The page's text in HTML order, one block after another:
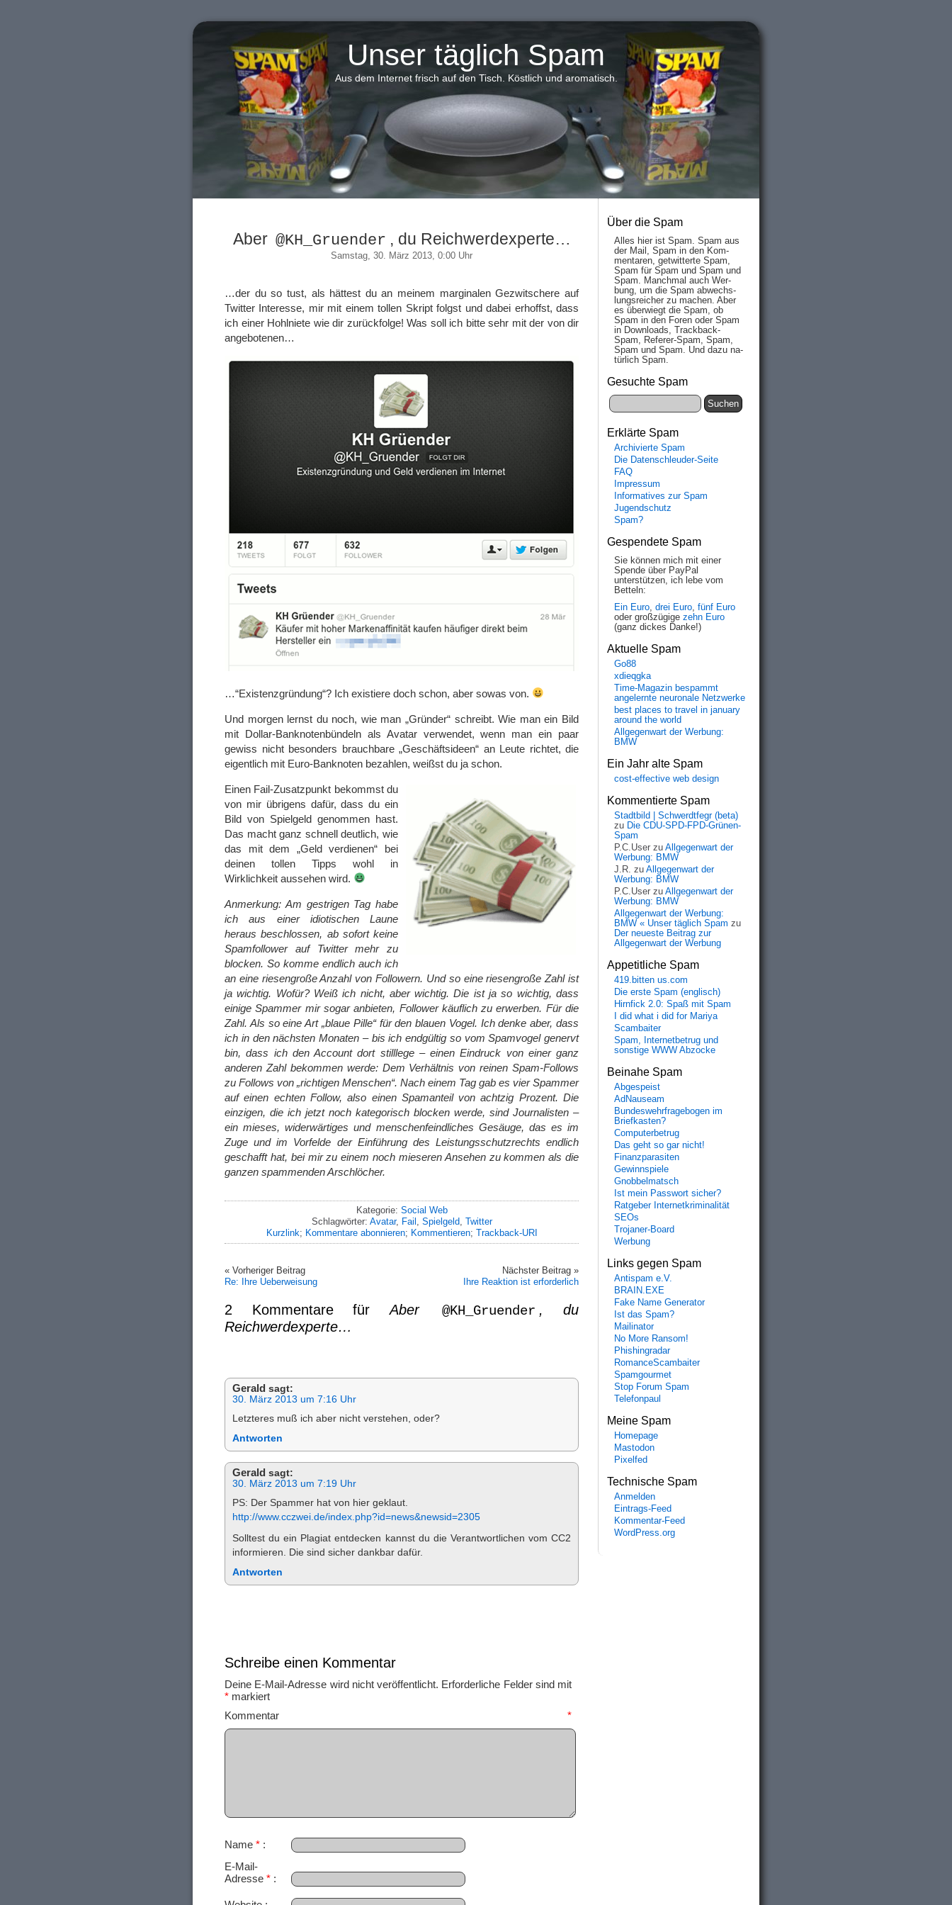
Unser täglich Spam
Aus dem Internet frisch auf den Tisch. Köstlich und aromatisch.
Aber @KH_Gruender , du Reichwerdexperte…
Samstag, 30. März 2013, 0:00 Uhr
…der du so tust, als hättest du an meinem marginalen Gezwitschere auf
Twitter Interesse, mir mit einem tollen Skript folgst und dabei erhoffst, dass
ich einer Hohlniete wie dir zurückfolge! Was soll ich bitte sehr mit der von dir
angebotenen…
…“Existenzgründung“? Ich existiere doch schon, aber sowas von.
Und morgen lernst du noch, wie man „Gründer“ schreibt. Wie man ein Bild
mit Dollar-Banknotenbündeln als Avatar verwendet, wenn man ein paar
gewiss nicht besonders brauchbare „Geschäftsideen“ an Leute richtet, die
eigentlich mit Euro-Banknoten bezahlen, weißst du ja schon.
Einen Fail-Zusatzpunkt bekommst du
von mir übrigens dafür, dass du ein
Bild von Spielgeld genommen hast.
Das macht ganz schnell deutlich, wie
das mit dem „Geld verdienen“ bei
deinen tollen Tipps wohl in
Wirklichkeit aussehen wird.
Anmerkung: Am gestrigen Tag habe
ich aus einer idiotischen Laune
heraus beschlossen, ab sofort keine
Spamfollower auf Twitter mehr zu
blocken. So komme endlich auch ich
an eine riesengroße Anzahl von Followern. Und so eine riesengroße Zahl ist
ja wichtig. Wofür? Weiß ich nicht, aber wichtig. Die ist ja so wichtig, dass
einige Spammer mir sogar anbieten, Follower käuflich zu erwerben. Für die
Zahl. Als so eine Art „blaue Pille“ für den blauen Vogel. Ich denke aber, dass
ich in den nächsten Monaten – bis ich endgültig so vom Spamvogel genervt
bin, dass ich den Account dort stilllege – einen Eindruck von einer ganz
anderen Zahl bekommen werde: Dem Verhältnis von reinen Spam-Follows
zu Follows von „richtigen Menschen“. Nach einem Tag gab es vier Spammer
auf einen echten Follow, also einen Spamanteil von achtzig Prozent. Die
einzigen, die ich jetzt noch kategorisch blocken werde, sind Journalisten –
ein mieses, widerwärtiges und menschenfeindliches Gesäuge, das es im
Zuge und im Vorfelde der Einführung des Leistungsschutzrechts endlich
geschafft hat, bei mir zu einem noch mieseren Ansehen zu kommen als die
ganzen spammenden Arschlöcher.
Kategorie: Social Web
Schlagwörter: Avatar, Fail , Spielgeld, Twitter
Kurzlink; Kommentare abonnieren; Kommentieren; Trackback-URI
« Vorheriger Beitrag
Re: Ihre Ueberweisung
Nächster Beitrag »
Ihre Reaktion ist erforderlich
2 Kommentare fürAber @KH_Gruender , du
Reichwerdexperte…
Gerald sagt:
30. März 2013 um 7:16 Uhr
Letzteres muß ich aber nicht verstehen, oder?
Antworten
Gerald sagt:
30. März 2013 um 7:19 Uhr
PS: Der Spammer hat von hier geklaut.
http://www.cczwei.de/index.php?id=news&newsid=2305
Solltest du ein Plagiat entdecken kannst du die Verantwortlichen vom CC2
informieren. Die sind sicher dankbar dafür.
Antworten
Schreibe einen Kommentar
Deine E-Mail-Adresse wird nicht veröffentlicht. Erforderliche Felder sind mit
* markiert
Kommentar *
Name *
E-Mail-
Adresse *
Über die Spam
Alles hier ist Spam. Spam aus
der Mail, Spam in den Kom­
men­taren, ge­twit­ter­te Spam,
Spam für Spam und Spam und
Spam. Manch­mal auch Wer­
bung, um die Spam ab­wechs­
lungs­reich­er zu mach­en. Aber
es über­wiegt die Spam, ob
Spam in den Fo­ren oder Spam
in Down­loads, Track­back-
Spam, Re­fe­rer-Spam, Spam,
Spam und Spam. Und da­zu na­
tür­lich Spam.
Gesuchte Spam
Erklärte Spam
Archivierte Spam
Die Datenschleuder-Seite
FAQ
Impressum
Informatives zur Spam
Jugendschutz
Spam?
Gespendete Spam
Sie können mich mit einer
Spende über PayPal
unterstützen, ich lebe vom
Betteln:
Ein Euro, drei Euro, fünf Euro
oder großzügige zehn Euro
(ganz dickes Danke!)
Aktuelle Spam
Go88
xdieqgka
Time-Magazin bespammt
angelernte neuronale Netzwerke
best places to travel in january
around the world
Allgegenwart der Werbung:
BMW
Ein Jahr alte Spam
cost-effective web design
Kommentierte Spam
Stadtbild | Schwerdtfegr (beta)
zu Die CDU-SPD-FPD-Grünen-
Spam
P.C.User zu Allgegenwart der
Werbung: BMW
J.R. zu Allgegenwart der
Werbung: BMW
P.C.User zu Allgegenwart der
Werbung: BMW
Allgegenwart der Werbung:
BMW « Unser täglich Spam zu
Der neueste Beitrag zur
Allgegenwart der Werbung
Appetitliche Spam
419.bitten us.com
Die erste Spam (englisch)
Hirnfick 2.0: Spaß mit Spam
I did what i did for Mariya
Scambaiter
Spam, Internetbetrug und
sonstige WWW Abzocke
Beinahe Spam
Abgespeist
AdNauseam
Bundeswehrfragebogen im
Briefkasten?
Computerbetrug
Das geht so gar nicht!
Finanzparasiten
Gewinnspiele
Gnobbelmatsch
Ist mein Passwort sicher?
Ratgeber Internetkriminalität
SEOs
Trojaner-Board
Werbung
Links gegen Spam
Antispam e.V.
BRAIN.EXE
Fake Name Generator
Ist das Spam?
Mailinator
No More Ransom!
Phishingradar
RomanceScambaiter
Spamgourmet
Stop Forum Spam
Telefonpaul
Meine Spam
Homepage
Mastodon
Pixelfed
Technische Spam
Anmelden
Eintrags-Feed
Kommentar-Feed
WordPress.org